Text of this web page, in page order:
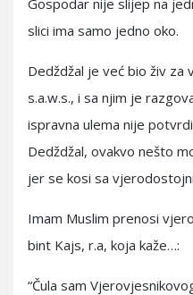
Gospodar nije slijep na
slici ima samo jedno oko.
Dedždžal je već bio živ za
s.a.w.s., i sa njim je
ispravna ulema nije
Dedždžal, ovakvo nešto
jer se kosi sa
Imam Muslim prenosi
bint Kajs, r.a, koja kaže…:
“Čula sam